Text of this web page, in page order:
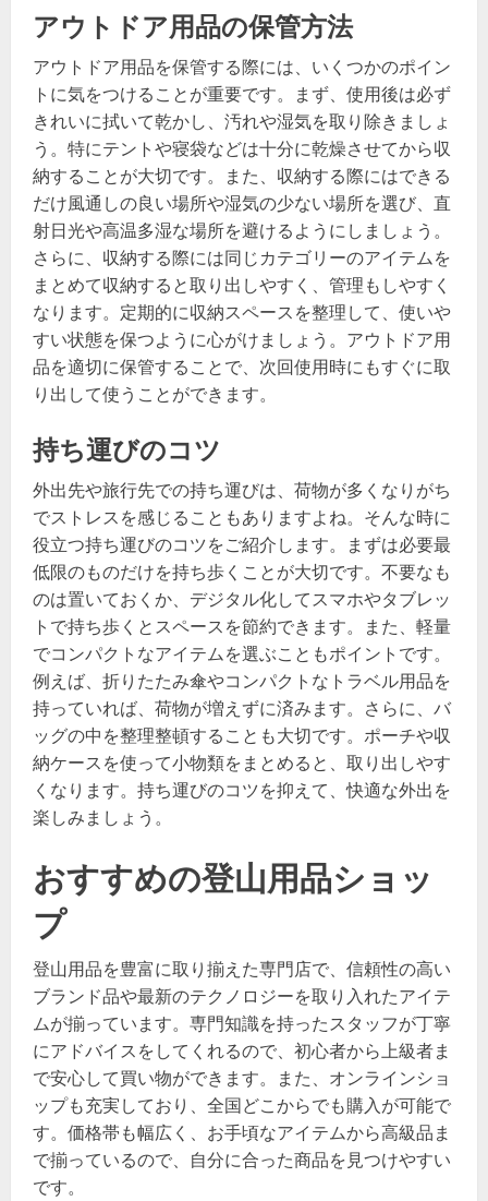
アウトドア用品の保管方法
アウトドア用品を保管する際には、いくつかのポイン
トに気をつけることが重要です。まず、使用後は必ず
きれいに拭いて乾かし、汚れや湿気を取り除きましょ
う。特にテントや寝袋などは十分に乾燥させてから収
納することが大切です。また、収納する際にはできる
だけ風通しの良い場所や湿気の少ない場所を選び、直
射日光や高温多湿な場所を避けるようにしましょう。
さらに、収納する際には同じカテゴリーのアイテムを
まとめて収納すると取り出しやすく、管理もしやすく
なります。定期的に収納スペースを整理して、使いや
すい状態を保つように心がけましょう。アウトドア用
品を適切に保管することで、次回使用時にもすぐに取
り出して使うことができます。
持ち運びのコツ
外出先や旅行先での持ち運びは、荷物が多くなりがち
でストレスを感じることもありますよね。そんな時に
役立つ持ち運びのコツをご紹介します。まずは必要最
低限のものだけを持ち歩くことが大切です。不要なも
のは置いておくか、デジタル化してスマホやタブレッ
トで持ち歩くとスペースを節約できます。また、軽量
でコンパクトなアイテムを選ぶこともポイントです。
例えば、折りたたみ傘やコンパクトなトラベル用品を
持っていれば、荷物が増えずに済みます。さらに、バ
ッグの中を整理整頓することも大切です。ポーチや収
納ケースを使って小物類をまとめると、取り出しやす
くなります。持ち運びのコツを抑えて、快適な外出を
楽しみましょう。
おすすめの登山用品ショッ
プ
登山用品を豊富に取り揃えた専門店で、信頼性の高い
ブランド品や最新のテクノロジーを取り入れたアイテ
ムが揃っています。専門知識を持ったスタッフが丁寧
にアドバイスをしてくれるので、初心者から上級者ま
で安心して買い物ができます。また、オンラインショ
ップも充実しており、全国どこからでも購入が可能で
す。価格帯も幅広く、お手頃なアイテムから高級品ま
で揃っているので、自分に合った商品を見つけやすい
です。